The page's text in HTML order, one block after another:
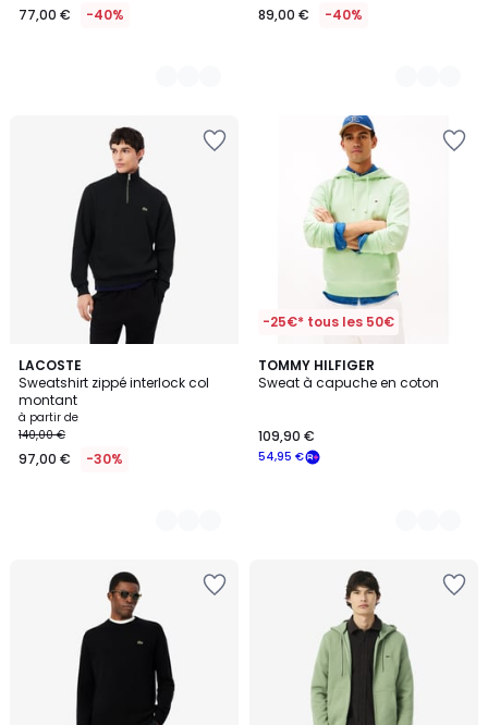
77,00 € -40% 89,00 € -40%
LACOSTE
Sweatshirt zippé interlock col
montant
à partir de
140,00 €
97,00 € -30%
6
Couleurs
-25€* tous les 50€
TOMMY HILFIGER
Sweat à capuche en coton
54,95 €
109,90 €
2
Couleurs